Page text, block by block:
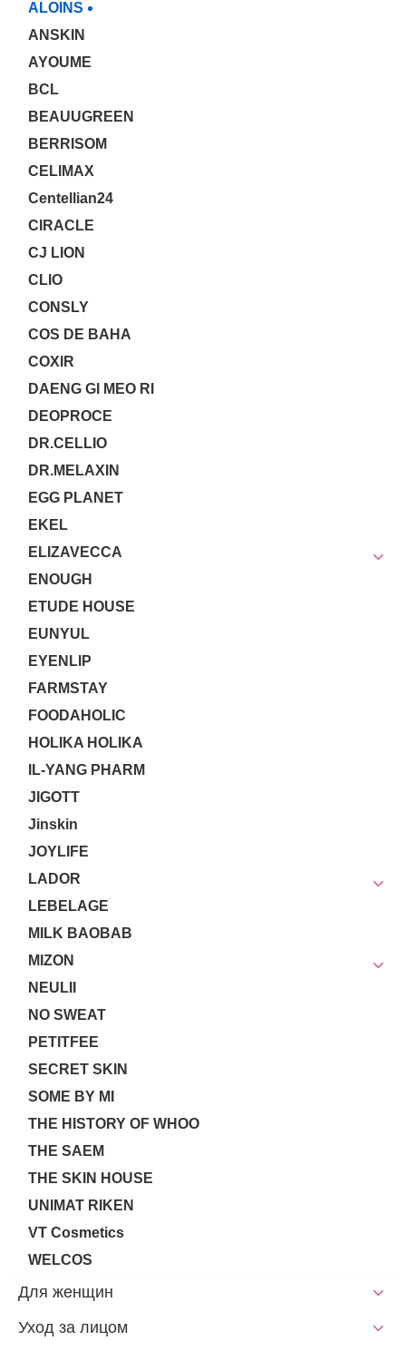
ALOINS
ANSKIN
AYOUME
BCL
BEAUUGREEN
BERRISOM
CELIMAX
Centellian24
CIRACLE
CJ LION
CLIO
CONSLY
COS DE BAHA
COXIR
DAENG GI MEO RI
DEOPROCE
DR.CELLIO
DR.MELAXIN
EGG PLANET
EKEL
ELIZAVECCA
ENOUGH
ETUDE HOUSE
EUNYUL
EYENLIP
FARMSTAY
FOODAHOLIC
HOLIKA HOLIKA
IL-YANG PHARM
JIGOTT
Jinskin
JOYLIFE
LADOR
LEBELAGE
MILK BAOBAB
MIZON
NEULII
NO SWEAT
PETITFEE
SECRET SKIN
SOME BY MI
THE HISTORY OF WHOO
THE SAEM
THE SKIN HOUSE
UNIMAT RIKEN
VT Cosmetics
WELCOS
Для женщин
Уход за лицом